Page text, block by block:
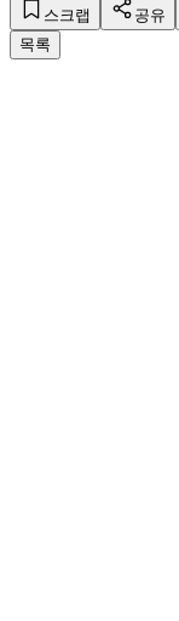
스크랩 공유
목록